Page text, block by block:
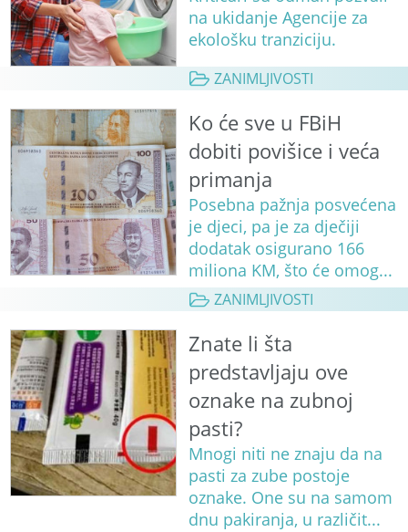
na ukidanje Agencije za
ekološku tranziciju.
ZANIMLJIVOSTI
Ko će sve u FBiH
dobiti povišice i veća
primanja
Posebna pažnja posvećena
je djeci, pa je za dječiji
dodatak osigurano 166
miliona KM, što će omog...
ZANIMLJIVOSTI
Znate li šta
predstavljaju ove
oznake na zubnoj
pasti?
Mnogi niti ne znaju da na
pasti za zube postoje
oznake. One su na samom
dnu pakiranja, u različit...